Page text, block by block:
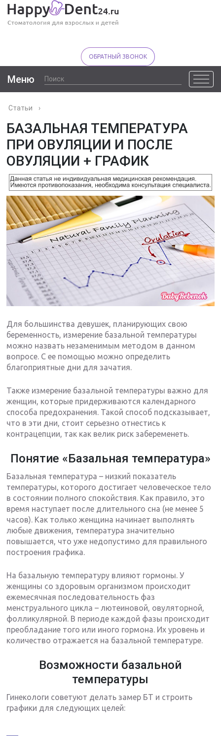
ОБРАТНЫЙ ЗВОНОК
Меню
Статьи ›
БАЗАЛЬНАЯ ТЕМПЕРАТУРА
ПРИ ОВУЛЯЦИИ И ПОСЛЕ
ОВУЛЯЦИИ + ГРАФИК
Для большинства девушек, планирующих свою
беременность, измерение базальной температуры
можно назвать незаменимым методом в данном
вопросе. С ее помощью можно определить
благоприятные дни для зачатия.
Также измерение базальной температуры важно для
женщин, которые придерживаются календарного
способа предохранения. Такой способ подсказывает,
что в эти дни, стоит серьезно отнестись к
контрацепции, так как велик риск забеременеть.
Понятие «Базальная температура»
Базальная температура – низкий показатель
температуры, которого достигает человеческое тело
в состоянии полного спокойствия. Как правило, это
время наступает после длительного сна (не менее 5
часов). Как только женщина начинает выполнять
любые движения, температура значительно
повышается, что уже недопустимо для правильного
построения графика.
На базальную температуру влияют гормоны. У
женщины со здоровым организмом происходит
ежемесячная последовательность фаз
менструального цикла – лютеиновой, овуляторной,
фолликулярной. В периоде каждой фазы происходит
преобладание того или иного гормона. Их уровень и
количество отражается на базальной температуре.
Возможности базальной
температуры
Гинекологи советуют делать замер БТ и строить
графики для следующих целей: